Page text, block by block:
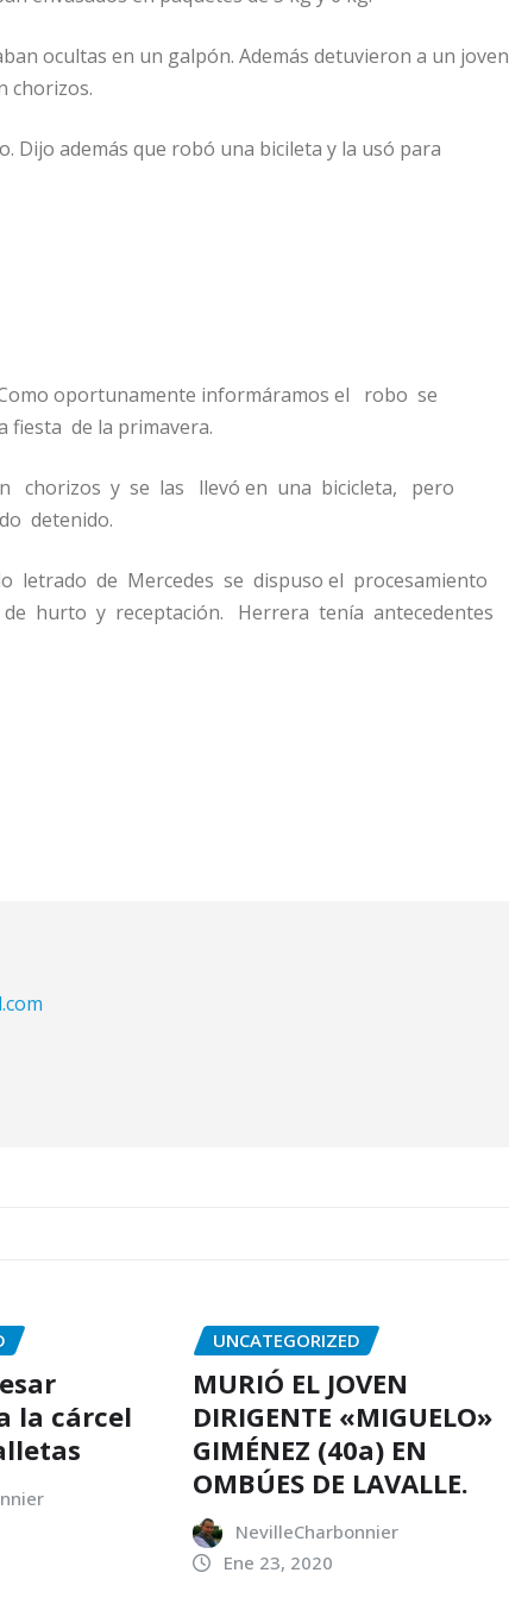
ocultas en un galpón. Además detuvieron a un joven
chorizos.
además que robó una bicileta y la usó para
oportunamente informáramos el robo se
de la primavera.
chorizos y se las llevó en una bicicleta, pero
detenido.
letrado de Mercedes se dispuso el procesamiento
hurto y receptación. Herrera tenía antecedentes
la cárcel
UNCATEGORIZED
MURIÓ EL JOVEN
DIRIGENTE «MIGUELO»
GIMÉNEZ (40a) EN
OMBÚES DE LAVALLE.
NevilleCharbonnier
Ene 23, 2020